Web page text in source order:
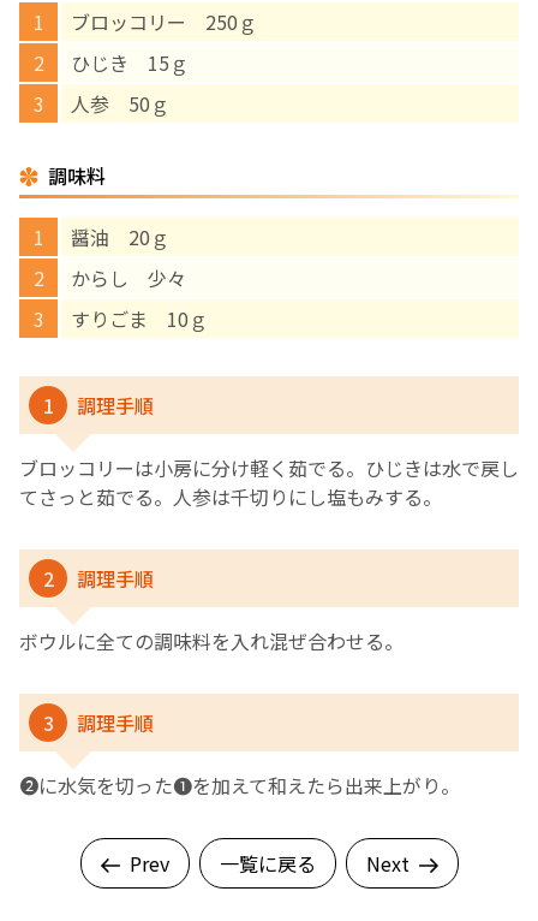
ブロッコリー 250ｇ
ひじき 15ｇ
人参 50ｇ
調味料
醤油 20ｇ
からし 少々
すりごま 10ｇ
1 調理手順
ブロッコリーは小房に分け軽く茹でる。ひじきは水で戻し
てさっと茹でる。人参は千切りにし塩もみする。
2 調理手順
ボウルに全ての調味料を入れ混ぜ合わせる。
3 調理手順
❷に水気を切った❶を加えて和えたら出来上がり。
Prev 一覧に戻る Next
‘さんルーム’ でさまざまな講座・クラス
遠方にお住まいで当院での出産を希望される方へ
English Page